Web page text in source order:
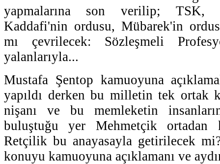
yapmalarına son verilip; TSK,
Kaddafi'nin ordusu, Mübarek'in
mı çevrilecek: Sözleşmeli
yalanlarıyla...
Mustafa Şentop kamuoyuna
yapıldı derken bu milletin tek ortak
nişanı ve bu memleketin
buluştuğu yer Mehmetçik ortadan
Retçilik bu anayasayla getirilecek
konuyu kamuoyuna açıklamanı ve